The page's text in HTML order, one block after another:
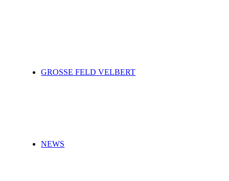
GROSSE FELD VELBERT
NEWS